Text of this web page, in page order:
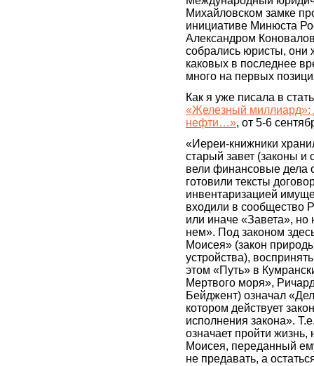
Михайловском замке
инициативе Минюста
Александром
собрались юристы,
каковых в последнее
много на первых
Как я уже писала в
«Железный миллиард»:
нефти…», от 5-6
«Иереи-книжники
старый завет (законы и
вели финансовые дела
готовили тексты
инвентаризацией
входили в сообщество
или иначе «Завета»,
нем». Под законом
Моисея» (закон
устройства),
этом «Путь» в
Мертвого моря»,
Бейджент) означал
котором действует
исполнения закона».
означает пройти жизнь,
Моисея, переданный
не предавать, а